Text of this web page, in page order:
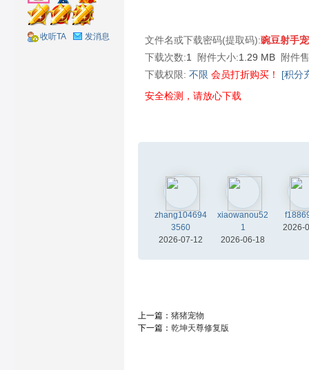
收听TA 发消息 文件名或下载密码(提取码):豌豆射手
下载次数:1 附件大小:1.29 MB
附件
下载权限: 不限 会员打折购买！
[积分
安全检测，请放心下载
zhang104694
3560
2026-07-12
xiaowanou52
1
2026-06-18
2026-
上一篇： 猪猪宠物
下一篇： 乾坤天尊修复版